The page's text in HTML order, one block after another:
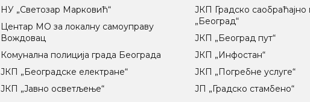
НУ „Светозар Марковић“
Центар МO за локалну самоуправу
Вождовац
Комунална полиција града Београда
ЈКП „Београдске електране“
ЈКП „Јавно осветљење“
ЈКП Градско
„Београд“
ЈКП „Београд пут“
ЈКП „Инфостан“
ЈКП „Погребне услуге“
ЈП „Градско стамбено“